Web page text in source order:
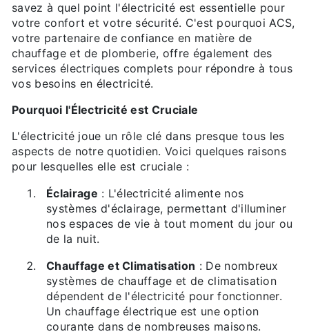
savez à quel point l'électricité est essentielle pour
votre confort et votre sécurité. C'est pourquoi ACS,
votre partenaire de confiance en matière de
chauffage et de plomberie, offre également des
services électriques complets pour répondre à tous
vos besoins en électricité.
Pourquoi l'Électricité est Cruciale
L'électricité joue un rôle clé dans presque tous les
aspects de notre quotidien. Voici quelques raisons
pour lesquelles elle est cruciale :
Éclairage : L'électricité alimente nos
systèmes d'éclairage, permettant d'illuminer
nos espaces de vie à tout moment du jour ou
de la nuit.
Chauffage et Climatisation : De nombreux
systèmes de chauffage et de climatisation
dépendent de l'électricité pour fonctionner.
Un chauffage électrique est une option
courante dans de nombreuses maisons.